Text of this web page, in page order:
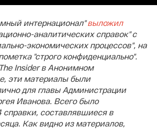
интернационал"выложил
аналитических справок" с
экономических процессов", на
"строго конфиденциально".
Insider в Анонимном
эти материалы были
для главы Администрации
Иванова. Всего было
справки, составлявшиеся в
Как видно из материалов,